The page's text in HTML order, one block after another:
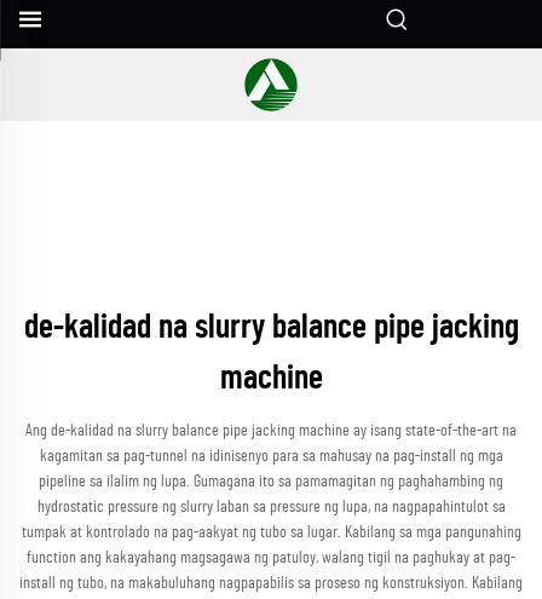
de-kalidad na slurry balance pipe jacking
machine
Ang de-kalidad na slurry balance pipe jacking machine ay isang state-of-the-art na
kagamitan sa pag-tunnel na idinisenyo para sa mahusay na pag-install ng mga
pipeline sa ilalim ng lupa. Gumagana ito sa pamamagitan ng paghahambing ng
hydrostatic pressure ng slurry laban sa pressure ng lupa, na nagpapahintulot sa
tumpak at kontrolado na pag-aakyat ng tubo sa lugar. Kabilang sa mga pangunahing
function ang kakayahang magsagawa ng patuloy, walang tigil na paghukay at pag-
install ng tubo, na makabuluhang nagpapabilis sa proseso ng konstruksiyon. Kabilang